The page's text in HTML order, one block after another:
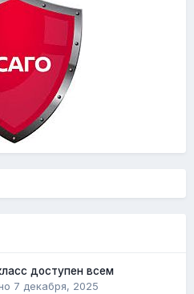
доступен всем
7 декабря, 2025